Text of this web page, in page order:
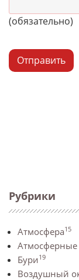
Рубрики
Атмосфера15
Бури19
Воздушный
(обязательно)
Отправить